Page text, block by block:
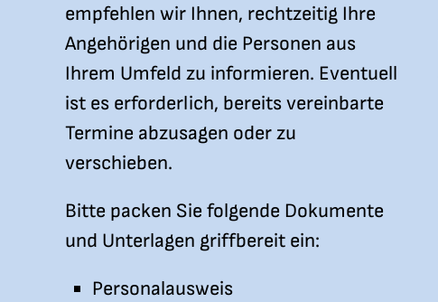
empfehlen wir Ihnen, rechtzeitig Ihre
Angehörigen und die Personen aus
Ihrem Umfeld zu informieren. Eventuell
ist es erforderlich, bereits vereinbarte
Termine abzusagen oder zu
verschieben.
Bitte packen Sie folgende Dokumente
und Unterlagen griffbereit ein:
Personalausweis